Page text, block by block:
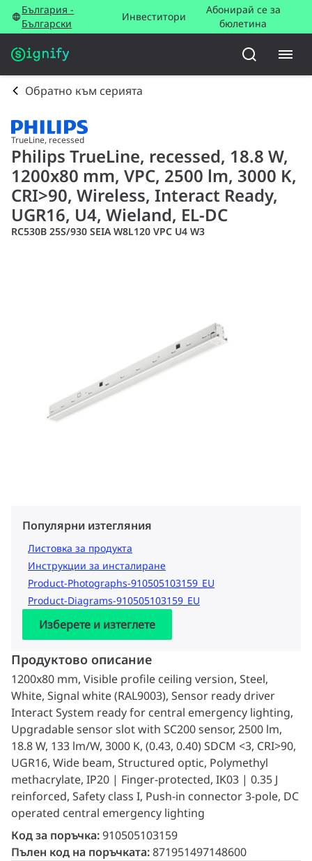
България -
Български
Инвеститори
Абонирай се за
бюлетина
Обратно към серията
TrueLine, recessed
Philips TrueLine, recessed, 18.8 W,
1200x80 mm, VPC, 2500 lm, 3000 K,
CRI>90, Wireless, Interact Ready,
UGR16, U4, Wieland, EL-DC
RC530B 25S/930 SEIA W8L120 VPC U4 W3
Популярни изтегляния
Листовка за продукта
Инструкции за инсталиране
Product-Photographs-910505103159_EU
Product-Diagrams-910505103159_EU
Изберете и изтеглете
Продуктово описание
1200x80 mm, Visible profile ceiling version, Steel,
White, Signal white (RAL9003), Sensor ready driver
Interact System ready for central emergency lighting,
Upgradable sensor slot with SC200 sensor, 2500 lm,
18.8 W, 133 lm/W, 3000 K, (0.43, 0.40) SDCM <3, CRI>90,
UGR16, Wide beam, Structured optic, Polymethyl
methacrylate, IP20 | Finger-protected, IK03 | 0.35 J
reinforced, Safety class I, Push-in connector 3-pole, DC
operated central emergency lighting
Код за поръчка:910505103159
Пълен код на поръчката:871951497148600